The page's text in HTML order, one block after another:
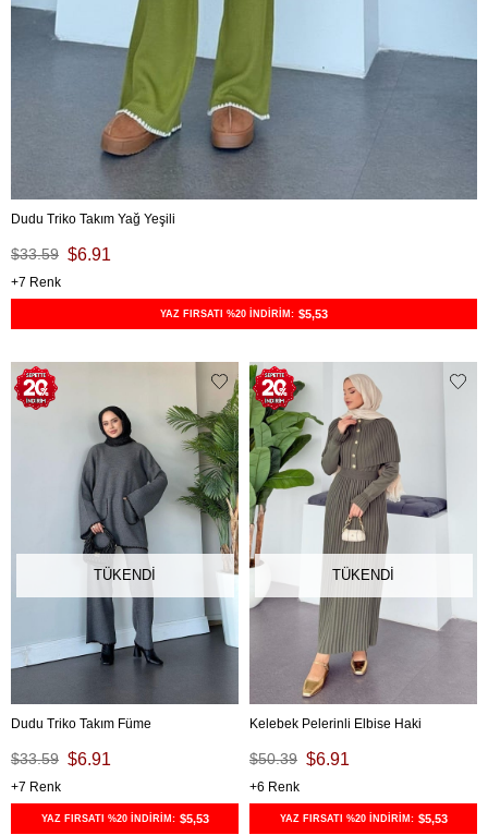
Dudu Triko Takım Yağ Yeşili
$6.91
$33.59
7
YAZ FIRSATI %20 İNDİRİM: $5,53
TÜKENDI
Dudu Triko Takım Füme
$6.91
$33.59
7
YAZ FIRSATI %20 İNDİRİM: $5,53
TÜKENDI
Kelebek Pelerinli Elbise Haki
$6.91
$50.39
6
YAZ FIRSATI %20 İNDİRİM: $5,53